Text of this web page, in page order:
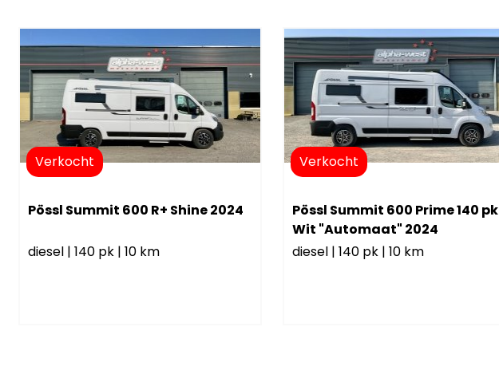
Verkocht
Pössl Summit 600 R+ Shine 2024
diesel | 140 pk | 10 km
Verkocht
Pössl Summit 600 Prime 140 pk
Wit "Automaat" 2024
diesel | 140 pk | 10 km